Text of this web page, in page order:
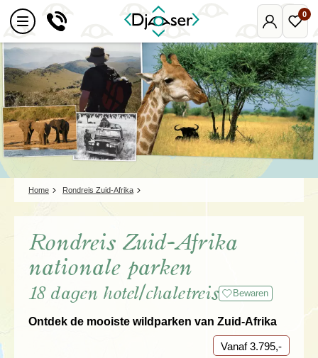
Mijn
Djoser
0
Home Rondreis Zuid-Afrika
Rondreis Zuid-Afrika
nationale parken
18 dagen hotel/chaletreis Bewaren
Ontdek de mooiste wildparken van Zuid-Afrika
Vanaf 3.795,-